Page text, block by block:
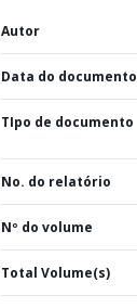
Autor
Data do documento
TIpo de documento
No. do relatório
Nº do volume
Total Volume(s)